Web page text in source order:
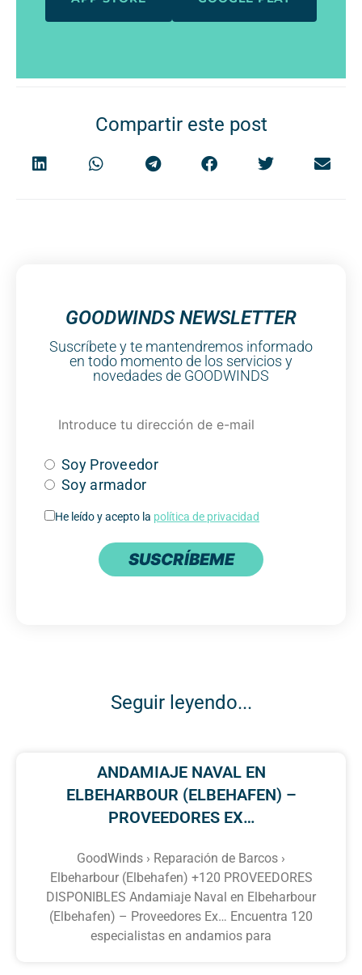
Compartir este post
GOODWINDS NEWSLETTER
Suscríbete y te mantendremos informado
en todo momento de los servicios y
novedades de GOODWINDS
Soy Proveedor
Soy armador
He leído y acepto la política de privacidad
SUSCRÍBEME
Seguir leyendo...
ANDAMIAJE NAVAL EN
ELBEHARBOUR (ELBEHAFEN) –
PROVEEDORES EX…
GoodWinds › Reparación de Barcos ›
Elbeharbour (Elbehafen) +120 PROVEEDORES
DISPONIBLES Andamiaje Naval en Elbeharbour
(Elbehafen) – Proveedores Ex… Encuentra 120
especialistas en andamios para